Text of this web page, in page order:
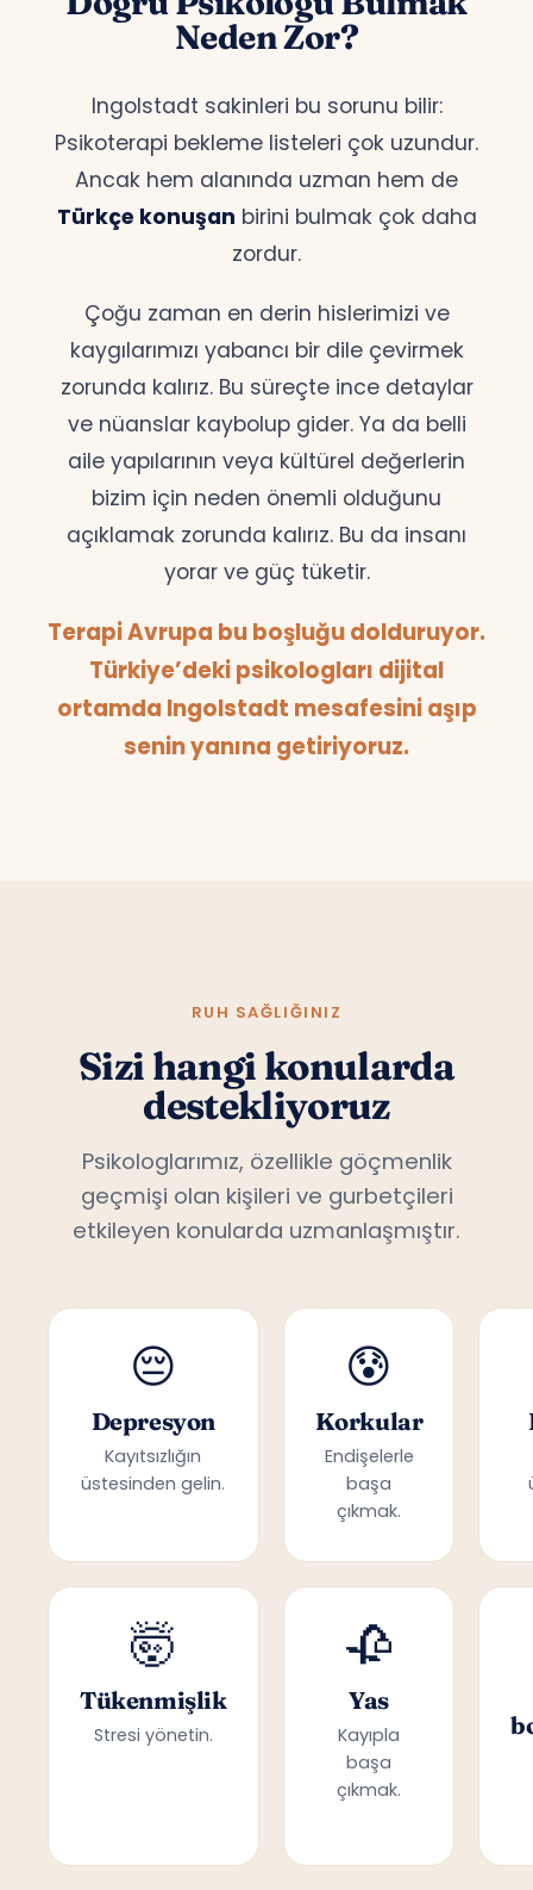
Neden Zor?
Ingolstadt sakinleri bu sorunu bilir:
Psikoterapi bekleme listeleri çok uzundur.
Ancak hem alanında uzman hem de
Türkçe konuşan birini bulmak çok daha
zordur.
Çoğu zaman en derin hislerimizi ve
kaygılarımızı yabancı bir dile çevirmek
zorunda kalırız. Bu süreçte ince detaylar
ve nüanslar kaybolup gider. Ya da belli
aile yapılarının veya kültürel değerlerin
bizim için neden önemli olduğunu
açıklamak zorunda kalırız. Bu da insanı
yorar ve güç tüketir.
Terapi Avrupa bu boşluğu dolduruyor.
Türkiye’deki psikologları dijital
ortamda Ingolstadt mesafesini aşıp
senin yanına getiriyoruz.
RUH SAĞLIĞINIZ
Sizi hangi konularda
destekliyoruz
Psikologlarımız, özellikle göçmenlik
geçmişi olan kişileri ve gurbetçileri
etkileyen konularda uzmanlaşmıştır.
😔
Depresyon
Kayıtsızlığın
üstesinden gelin.
😰
Korkular
Endişelerle
başa
çıkmak.
🤯
Tükenmişlik
Stresi yönetin.
🥀
Yas
Kayıpla
başa
çıkmak.